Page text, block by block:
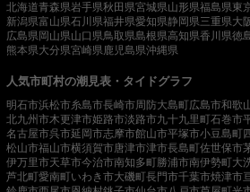
北海道青森県岩手県秋田県宮城県山形県福島県東
新潟県富山県石川県福井県愛知県静岡県三重県大
広島県岡山県山口県鳥取県島根県高知県香川県徳
熊本県大分県宮崎県鹿児島県沖縄県
人気市町村の潮見表・タイドグラフ
明石市浜松市糸島市長崎市周防大島町広島市和歌
北九州市木更津市姫路市淡路市九十九里町石巻市
名古屋市呉市延岡市志摩市館山市平塚市小豆島町
松山市福山市横須賀市唐津市津市長島町佐世保市
伊万里市天草市今治市南知多町勝浦市南伊勢町大
芦北町愛南町いわき市大磯町長門市千葉市焼津市